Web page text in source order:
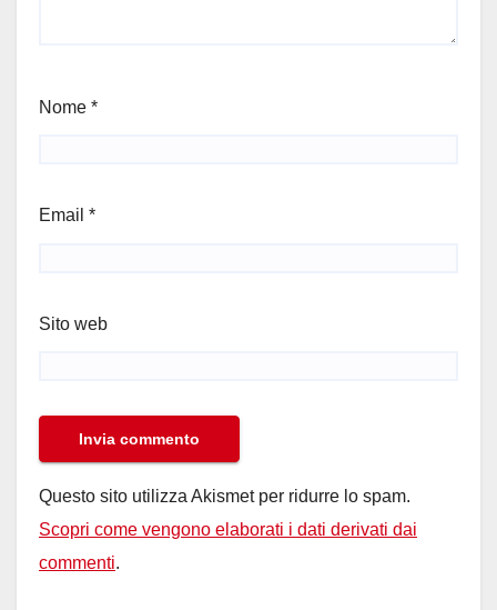
Nome *
Email *
Sito web
Questo sito utilizza Akismet per ridurre lo spam.
Scopri come vengono elaborati i dati derivati dai
commenti.